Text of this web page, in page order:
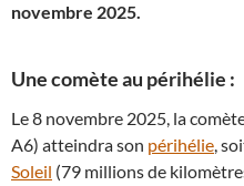
novembre 2025.
Une comète au périhélie :
Le 8 novembre 2025, la
A6) atteindra son périhélie,
Soleil (79 millions de